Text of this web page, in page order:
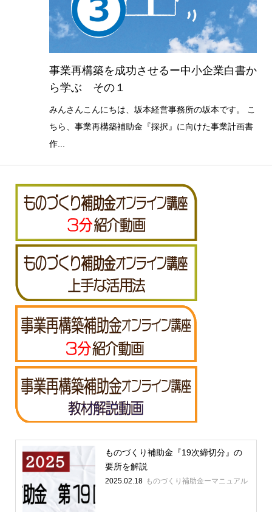
事業再構築を成功させるー中小企業白書か
ら学ぶ その１
みんさんこんにちは、坂本経営事務所の坂本です。 こ
ちら、事業再構築補助金『採択』に向けた事業計画書
作...
ものづくり補助金『19次締切分』の
要所を解説
2025.02.18 ものづくり補助金ーマニュアル